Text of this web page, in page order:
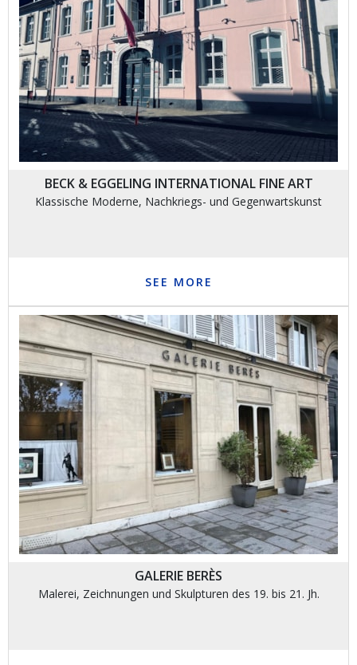
BECK & EGGELING INTERNATIONAL FINE ART
Klassische Moderne, Nachkriegs- und Gegenwartskunst
SEE MORE
GALERIE BERÈS
Malerei, Zeichnungen und Skulpturen des 19. bis 21. Jh.